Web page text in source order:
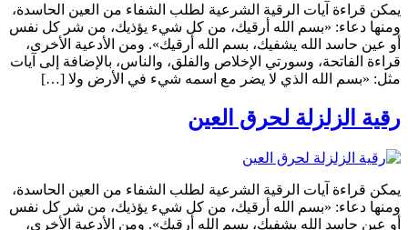
يمكن قراءة آيات الرقية الشرعية لطلب الشفاء من العين الحاسدة،
ومنها دعاء: «بسم الله أرقيك، من كل شيء يؤذيك، من شر كل نفس
أو عين حاسد الله يشفيك، بسم الله أرقيك». ومن الأدعية الأخرى،
قراءة الفاتحة، وسورتي الإخلاص والفلق، والناس، بالإضافة إلى آيات
مثل: «بسم الله الذي لا يضر مع اسمه شيء في الأرض ولا […]
رقية الزلزلة لحرق العين
يمكن قراءة آيات الرقية الشرعية لطلب الشفاء من العين الحاسدة،
ومنها دعاء: «بسم الله أرقيك، من كل شيء يؤذيك، من شر كل نفس
أو عين حاسد الله يشفيك، بسم الله أرقيك». ومن الأدعية الأخرى،